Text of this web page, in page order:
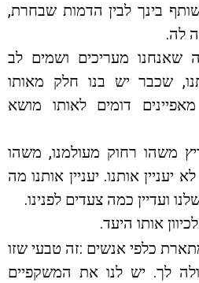
בינך לבין הדמות שבחרת,
לה.
שאנחנו מעריכים ושמים לב
שכבר יש בנו חלק מאותו
דומים לאותו מושא
משהו רחוק מעולמנו, משהו
יעניין אותנו. יעניין אותנו מה
ועדיין כמה צעדים לפנינו.
אותו היעד.
כלפי אנשים :זה טבעי שזו
לך. יש לנו את המשקפיים